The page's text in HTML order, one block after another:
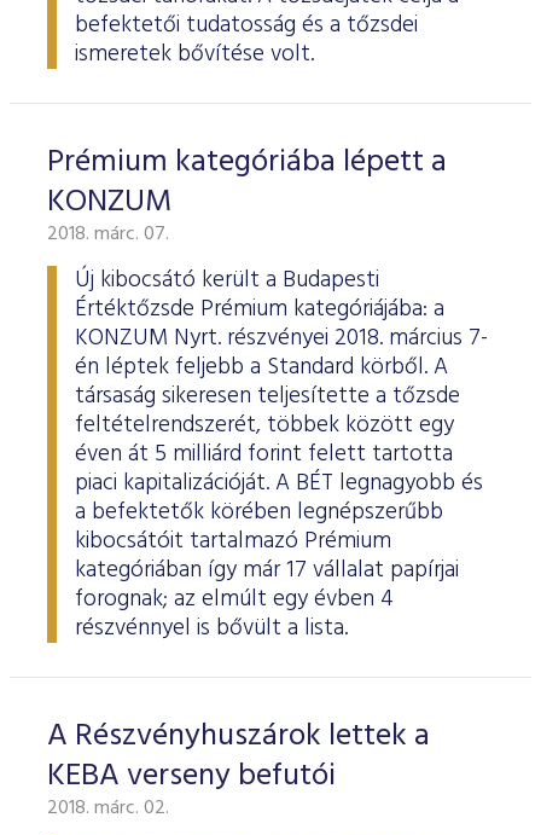
ESG Útmutató
befektetői tudatosság és a tőzsdei
ismeretek bővítése volt.
Prémium kategóriába lépett a
KONZUM
2018. márc. 07.
Új kibocsátó került a Budapesti
Értéktőzsde Prémium kategóriájába: a
KONZUM Nyrt. részvényei 2018. március 7-
én léptek feljebb a Standard körből. A
társaság sikeresen teljesítette a tőzsde
feltételrendszerét, többek között egy
éven át 5 milliárd forint felett tartotta
piaci kapitalizációját. A BÉT legnagyobb és
a befektetők körében legnépszerűbb
kibocsátóit tartalmazó Prémium
kategóriában így már 17 vállalat papírjai
forognak; az elmúlt egy évben 4
részvénnyel is bővült a lista.
A Részvényhuszárok lettek a
KEBA verseny befutói
2018. márc. 02.